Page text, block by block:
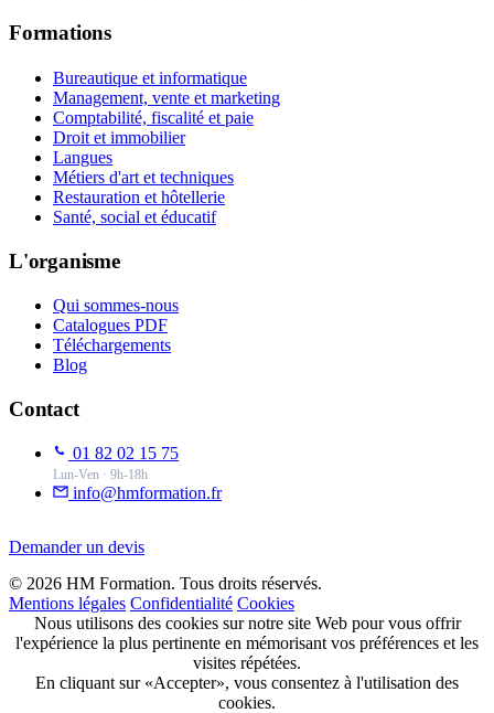
Formations
Bureautique et informatique
Management, vente et marketing
Comptabilité, fiscalité et paie
Droit et immobilier
Langues
Métiers d'art et techniques
Restauration et hôtellerie
Santé, social et éducatif
L'organisme
Qui sommes-nous
Catalogues PDF
Téléchargements
Blog
Contact
01 82 02 15 75
Lun-Ven · 9h-18h
info@hmformation.fr
Demander un devis
© 2026 HM Formation. Tous droits réservés.
Mentions légales Confidentialité Cookies
Nous utilisons des cookies sur notre site Web pour vous offrir
l'expérience la plus pertinente en mémorisant vos préférences et les
visites répétées.
En cliquant sur «Accepter», vous consentez à l'utilisation des
cookies.